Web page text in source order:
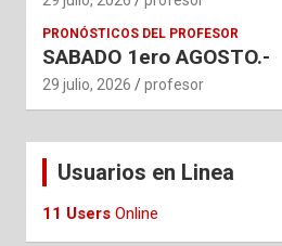
PRONÓSTICOS DEL PROFESOR
SABADO 1ero AGOSTO.-
29 julio, 2026 profesor
Usuarios en Linea
11 Users Online